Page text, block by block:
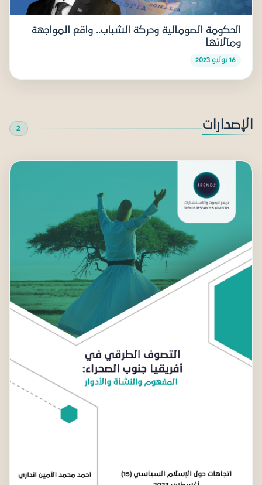
الحكومة الصومالية وحركة الشباب.. واقع المواجهة
ومآلاتها
16 يوليو 2023
الإصدارات 2